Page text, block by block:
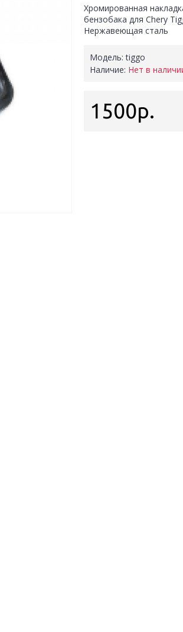
Хромированная
бензобака для Chery
Нержавеющая сталь
Модель:tiggo
Наличие: Нет в
1500р.